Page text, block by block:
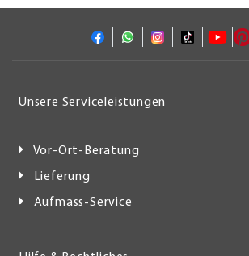
Unsere Serviceleistungen
Vor-Ort-Beratung
Lieferung
Aufmass-Service